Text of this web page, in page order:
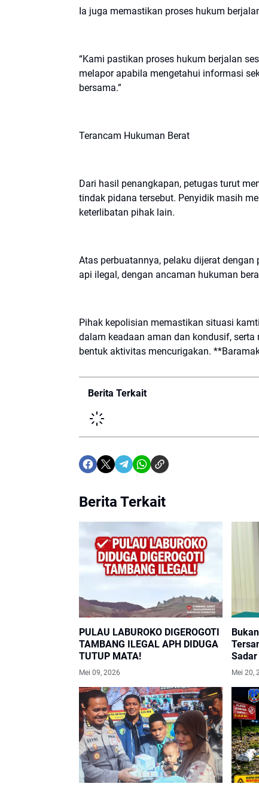
Ia juga memastikan proses hukum
“Kami pastikan proses hukum berjalan
melapor apabila mengetahui informasi
bersama.”
Terancam Hukuman Berat
Dari hasil penangkapan, petugas turut
tindak pidana tersebut. Penyidik masih
keterlibatan pihak lain.
Atas perbuatannya, pelaku dijerat
api ilegal, dengan ancaman hukuman
Pihak kepolisian memastikan situasi
dalam keadaan aman dan kondusif,
bentuk aktivitas mencurigakan.
Berita Terkait
Berita Terkait
PULAU LABUROKO DIGEROGOTI
TAMBANG ILEGAL APH DIDUGA
TUTUP MATA!
Mei 09, 2026 Mei 20,